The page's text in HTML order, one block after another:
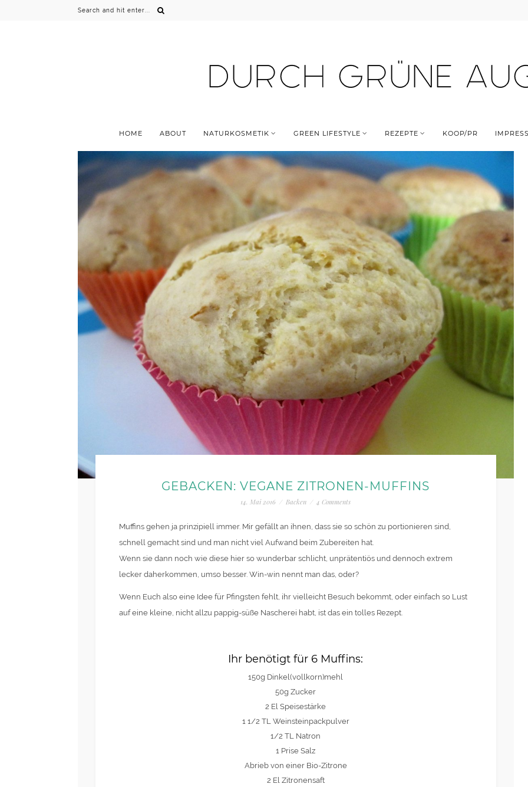
HOME ABOUT NATURKOSMETIK GREEN LIFESTYLE REZEPTE KOOP/PR
GEBACKEN: VEGANE ZITRONEN-MUFFINS
14. Mai 2016 / Backen / 4 Comments
Muffins gehen ja prinzipiell immer. Mir gefällt an ihnen, dass sie so schön zu portionieren sind,
schnell gemacht sind und man nicht viel Aufwand beim Zubereiten hat.
Wenn sie dann noch wie diese hier so wunderbar schlicht, unprätentiös und dennoch extrem
lecker daherkommen, umso besser. Win-win nennt man das, oder?
Wenn Euch also eine Idee für Pfingsten fehlt, ihr vielleicht Besuch bekommt, oder einfach so Lust
auf eine kleine, nicht allzu pappig-süße Nascherei habt, ist das ein tolles Rezept.
Ihr benötigt für 6 Muffins:
150g Dinkel(vollkorn)mehl
50g Zucker
2 El Speisestärke
1 1/2 TL Weinsteinpackpulver
1/2 TL Natron
1 Prise Salz
Abrieb von einer Bio-Zitrone
2 El Zitronensaft